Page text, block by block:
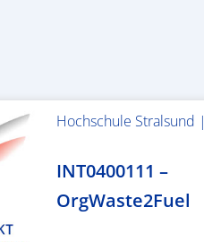
Hochschule Stralsund |
INT0400111 –
OrgWaste2Fuel